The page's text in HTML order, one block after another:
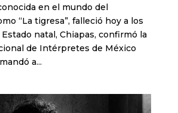
en el mundo del
“La tigresa”, falleció hoy a los
natal, Chiapas, confirmó la
de Intérpretes de México
a...